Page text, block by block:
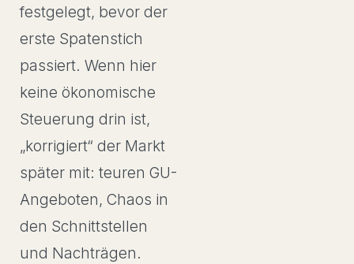
festgelegt, bevor der
erste Spatenstich
passiert. Wenn hier
keine ökonomische
Steuerung drin ist,
„korrigiert“ der Markt
später mit: teuren GU-
Angeboten, Chaos in
den Schnittstellen
und Nachträgen.